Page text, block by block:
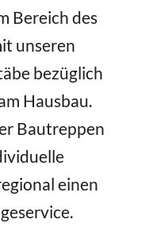
Bereich des
unseren
bezüglich
Hausbau.
Bautreppen
einen